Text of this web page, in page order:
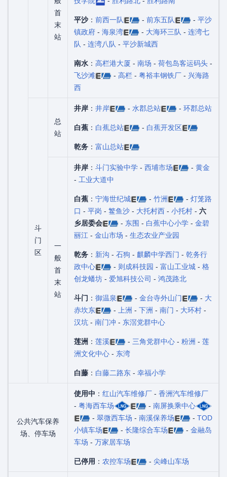
首
末
站
平沙： 前西一队 - 前东五队 - 平沙
镇政府 - 海泉湾 - 大海环三队 - 连湾七
队 - 连湾八队 - 平沙新城西
南水 ： 高栏港大厦 - 南场 - 荷包岛客运码头 -
飞沙滩
- 高栏 - 粤裕丰钢铁厂 - 兴海路
西
斗
门
区
总
站
井岸 ： 井岸 - 水郡总站 - 环郡总站
白蕉 ： 白蕉总站 - 白蕉开发区
乾务 ： 富山总站
一
般
首
末
站
井岸 ： 斗门实验中学 - 西埔市场 - 黄金
- 工业大道中
白蕉 ： 宁海世纪城 - 竹洲 - 灯笼路
口 - 平岗 - 鳘鱼沙 - 大托村西 - 小托村 - 六
乡居委会
- 东围 - 白蕉中心小学 - 金碧
丽江 - 金山市场 - 生态农业产业园
乾务 ： 新沟 - 石狗 - 麒麟中学西门 - 乾务行
政中心
- 则成科技园 - 富山工业城 - 格
创龙蟠坊 - 爱旭科技公司 - 鸿茂路北
斗门 ： 御温泉 - 金台寺外山门 - 大
赤坎东
- 上洲 - 下洲 - 南门 - 大环村 -
汉坑 - 南门冲 - 东滘党群中心
莲洲 ： 莲溪 - 三角党群中心 - 粉洲 - 莲
洲文化中心 - 东湾
白藤 ： 白藤二路东 - 幸福小学
公共汽车保养
场、停车场
使用中 ： 红山汽车维修厂 - 香洲汽车维修厂
- 粤海西车场 - 南屏换乘中心
- 翠微西车场 - 南溪保养场 - TOD
小镇车场
- 长隆综合车场 - 金融岛
车场 - 万家居车场
已停用 ： 农控车场 - 尖峰山车场